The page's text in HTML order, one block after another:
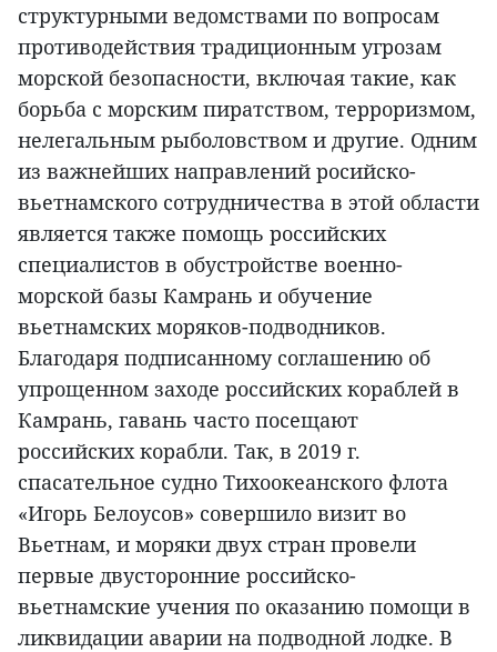
структурными ведомствами по вопросам
противодействия традиционным угрозам
морской безопасности, включая такие, как
борьба с морским пиратством, терроризмом,
нелегальным рыболовством и другие. Одним
из важнейших направлений росийско-
вьетнамского сотрудничества в этой области
является также помощь российских
специалистов в обустройстве военно-
морской базы Камрань и обучение
вьетнамских моряков-подводников.
Благодаря подписанному соглашению об
упрощенном заходе российских кораблей в
Камрань, гавань часто посещают
российских корабли. Так, в 2019 г.
спасательное судно Тихоокеанского флота
«Игорь Белоусов» совершило визит во
Вьетнам, и моряки двух стран провели
первые двусторонние российско-
вьетнамские учения по оказанию помощи в
ликвидации аварии на подводной лодке. В